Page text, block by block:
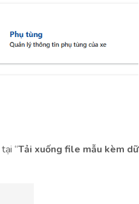
“Tải xuống file mẫu kèm dữ